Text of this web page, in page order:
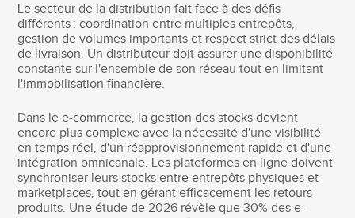
Le secteur de la distribution fait face à des défis
différents : coordination entre multiples entrepôts,
gestion de volumes importants et respect strict des délais
de livraison. Un distributeur doit assurer une disponibilité
constante sur l'ensemble de son réseau tout en limitant
l'immobilisation financière.
Dans le e-commerce, la gestion des stocks devient
encore plus complexe avec la nécessité d'une visibilité
en temps réel, d'un réapprovisionnement rapide et d'une
intégration omnicanale. Les plateformes en ligne doivent
synchroniser leurs stocks entre entrepôts physiques et
marketplaces, tout en gérant efficacement les retours
produits. Une étude de 2026 révèle que 30% des e-